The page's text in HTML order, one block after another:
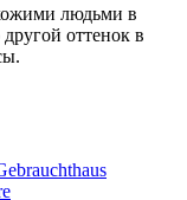
людьми в
оттенок в